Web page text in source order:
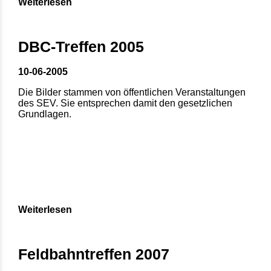
DBC-Treffen 2005
10-06-2005
Die Bilder stammen von öffentlichen Veranstaltungen
des SEV. Sie entsprechen damit den gesetzlichen
Grundlagen.
Weiterlesen
Feldbahntreffen 2007